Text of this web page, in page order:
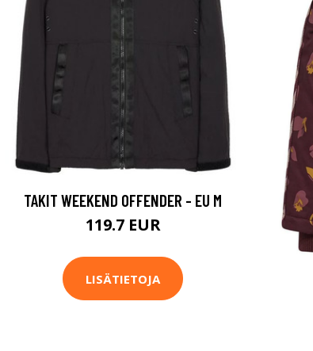
TAKIT WEEKEND OFFENDER - EU M
119.7 EUR
LISÄTIETOJA